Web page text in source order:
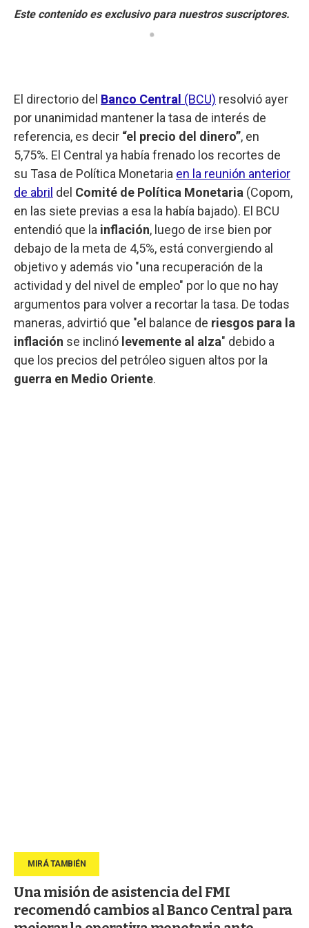
El directorio del Banco Central (BCU) resolvió ayer
por unanimidad mantener la tasa de interés de
referencia, es decir “el precio del dinero”, en
5,75%. El Central ya había frenado los recortes de
su Tasa de Política Monetaria en la reunión anterior
de abril del Comité de Política Monetaria (Copom,
en las siete previas a esa la había bajado). El BCU
entendió que la inflación, luego de irse bien por
debajo de la meta de 4,5%, está convergiendo al
objetivo y además vio "una recuperación de la
actividad y del nivel de empleo" por lo que no hay
argumentos para volver a recortar la tasa. De todas
maneras, advirtió que "el balance de riesgos para la
inflación se inclinó levemente al alza" debido a
que los precios del petróleo siguen altos por la
guerra en Medio Oriente.
Una misión de asistencia del FMI
recomendó cambios al Banco Central para